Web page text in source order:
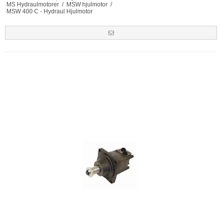
MS Hydraulmotorer / MSW hjulmotor /
MSW 400 C - Hydraul Hjulmotor